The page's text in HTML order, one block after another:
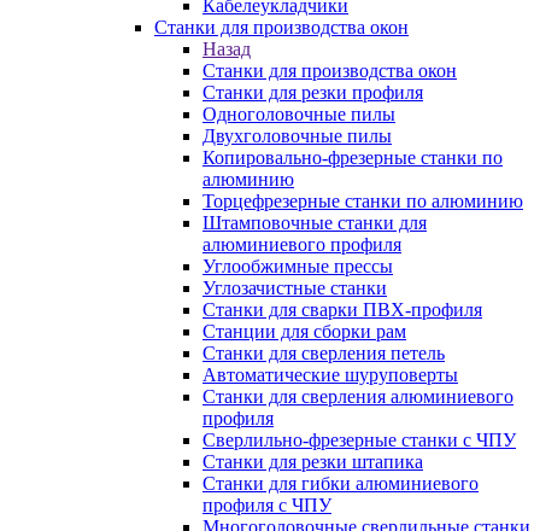
Кабелеукладчики
Станки для производства окон
Назад
Станки для производства окон
Станки для резки профиля
Одноголовочные пилы
Двухголовочные пилы
Копировально-фрезерные станки по
алюминию
Торцефрезерные станки по алюминию
Штамповочные станки для
алюминиевого профиля
Углообжимные прессы
Углозачистные станки
Станки для сварки ПВХ-профиля
Станции для сборки рам
Станки для сверления петель
Автоматические шуруповерты
Станки для сверления алюминиевого
профиля
Сверлильно-фрезерные станки с ЧПУ
Станки для резки штапика
Станки для гибки алюминиевого
профиля с ЧПУ
Многоголовочные сверлильные станки